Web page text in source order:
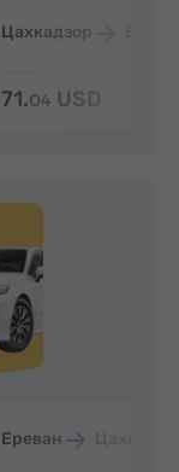
Цахкадзор
71.04 USD
Ереван